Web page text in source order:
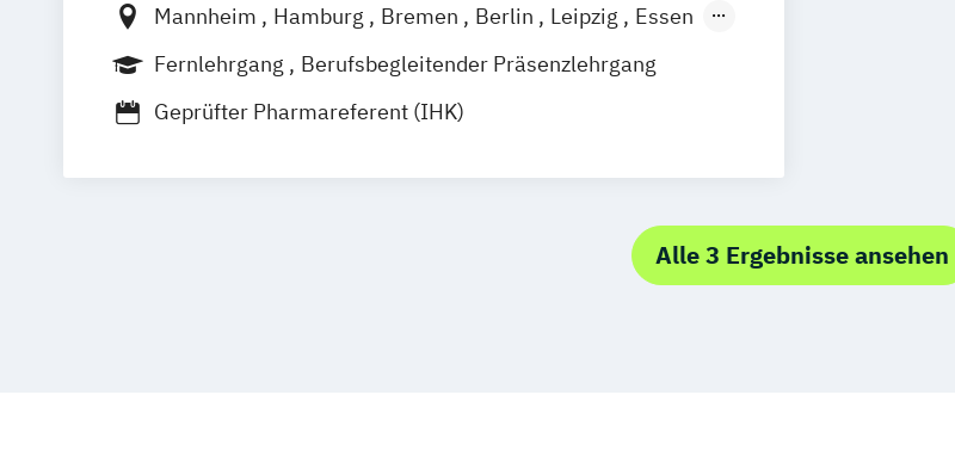
Mannheim Hamburg Bremen Berlin Leipzig
Essen
Köln Nürnberg Stuttgart München
Fernlehrgang
Berufsbegleitender Präsenzlehrgang
Geprüfter Pharmareferent (IHK)
Alle 3 Ergebnisse ansehen